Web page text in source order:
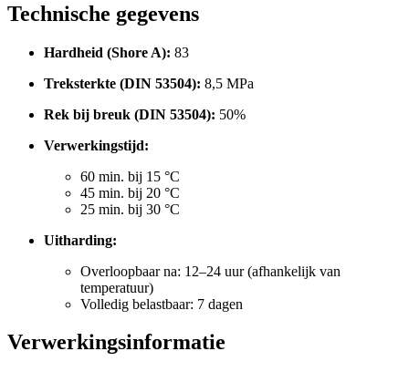
Technische gegevens
Hardheid (Shore A): 83
Treksterkte (DIN 53504): 8,5 MPa
Rek bij breuk (DIN 53504): 50%
Verwerkingstijd:
60 min. bij 15 °C
45 min. bij 20 °C
25 min. bij 30 °C
Uitharding:
Overloopbaar na: 12–24 uur (afhankelijk van
temperatuur)
Volledig belastbaar: 7 dagen
Verwerkingsinformatie